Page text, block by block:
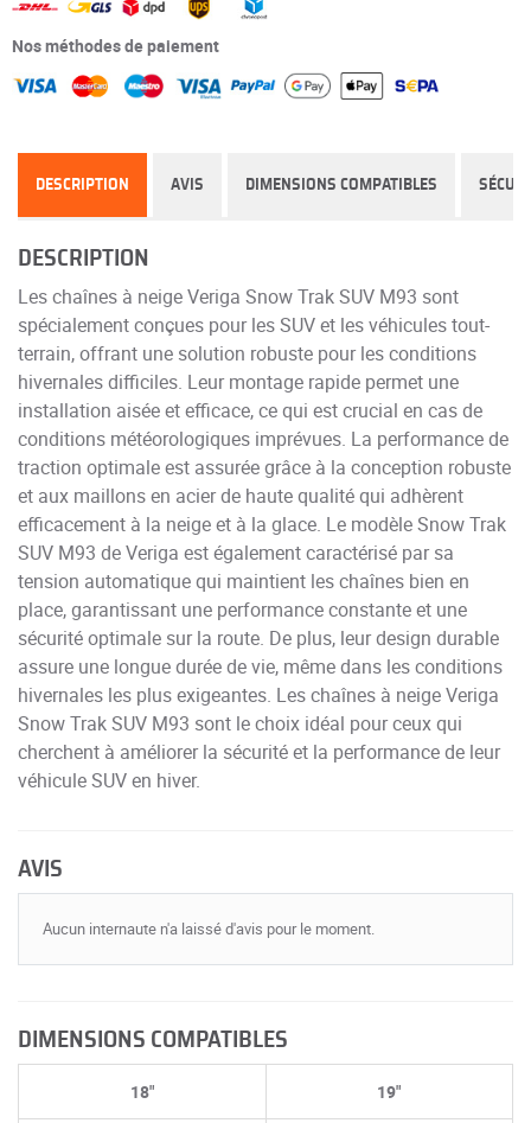
Nos méthodes de paiement
DESCRIPTION AVIS DIMENSIONS COMPATIBLES
DESCRIPTION
Les chaînes à neige Veriga Snow Trak SUV M93 sont
spécialement conçues pour les SUV et les véhicules tout-
terrain, offrant une solution robuste pour les conditions
hivernales difficiles. Leur montage rapide permet une
installation aisée et efficace, ce qui est crucial en cas de
conditions météorologiques imprévues. La performance de
traction optimale est assurée grâce à la conception robuste
et aux maillons en acier de haute qualité qui adhèrent
efficacement à la neige et à la glace. Le modèle Snow Trak
SUV M93 de Veriga est également caractérisé par sa
tension automatique qui maintient les chaînes bien en
place, garantissant une performance constante et une
sécurité optimale sur la route. De plus, leur design durable
assure une longue durée de vie, même dans les conditions
hivernales les plus exigeantes. Les chaînes à neige Veriga
Snow Trak SUV M93 sont le choix idéal pour ceux qui
cherchent à améliorer la sécurité et la performance de leur
véhicule SUV en hiver.
AVIS
Aucun internaute n'a laissé d'avis pour le moment.
DIMENSIONS COMPATIBLES
18" 19"